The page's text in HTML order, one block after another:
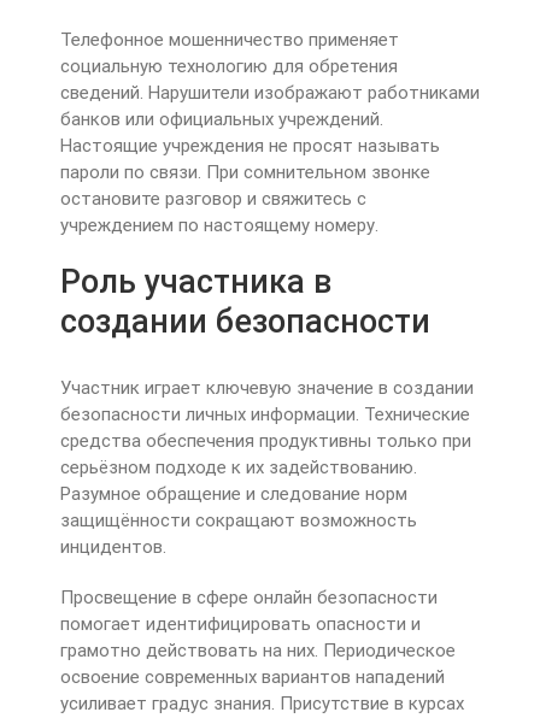
Телефонное мошенничество применяет
социальную технологию для обретения
сведений. Нарушители изображают работниками
банков или официальных учреждений.
Настоящие учреждения не просят называть
пароли по связи. При сомнительном звонке
остановите разговор и свяжитесь с
учреждением по настоящему номеру.
Роль участника в
создании безопасности
Участник играет ключевую значение в создании
безопасности личных информации. Технические
средства обеспечения продуктивны только при
серьёзном подходе к их задействованию.
Разумное обращение и следование норм
защищённости сокращают возможность
инцидентов.
Просвещение в сфере онлайн безопасности
помогает идентифицировать опасности и
грамотно действовать на них. Периодическое
освоение современных вариантов нападений
усиливает градус знания. Присутствие в курсах